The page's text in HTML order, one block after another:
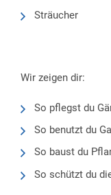
Sträucher
Wir zeigen dir:
So pflegst du
So benutzt du
So baust du
So schützt du